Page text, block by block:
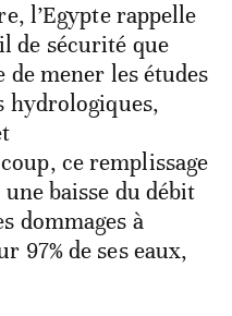
l’Egypte rappelle
de sécurité que
de mener les études
hydrologiques,
ce remplissage
baisse du débit
dommages à
97% de ses eaux,